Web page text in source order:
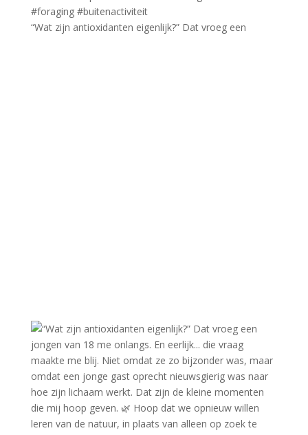
“Wat zijn antioxidanten eigenlijk?” Dat vroeg een